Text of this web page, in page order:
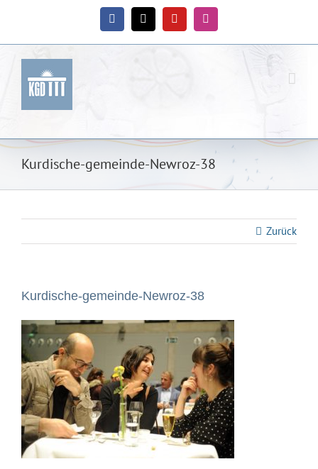
Facebook
X YouTubeInstagram
Kurdische-gemeinde-Newroz-38
Zurück
Kurdische-gemeinde-Newroz-38